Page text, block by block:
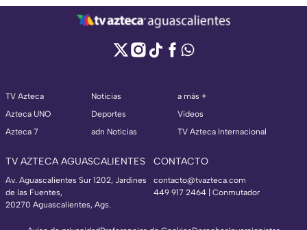
TV Azteca
Azteca UNO
Azteca 7
Noticias
Deportes
adn Noticias
a más +
Videos
TV Azteca Internacional
TV AZTECA AGUASCALIENTES
Av. Aguascalientes Sur 1202, Jardines
de las Fuentes,
20270 Aguascalientes, Ags.
CONTACTO
contacto@tvazteca.com
449 917 2464 | Conmutador